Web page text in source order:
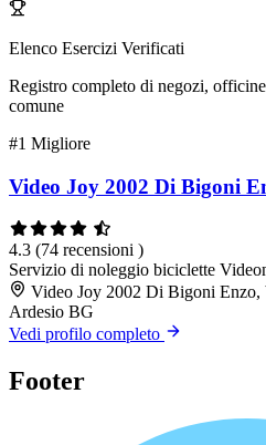
Elenco Esercizi Verificati
Registro completo di negozi,
comune
#1 Migliore
Video Joy 2002 Di Bigoni
4.3 (74 recensioni )
Servizio di noleggio biciclette
Video Joy 2002 Di Bigoni
Ardesio BG
Vedi profilo completo
Footer